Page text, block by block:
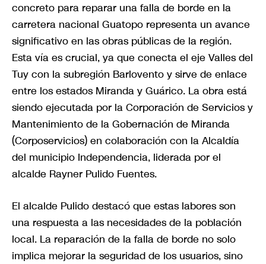
concreto para reparar una falla de borde en la
carretera nacional Guatopo representa un avance
significativo en las obras públicas de la región.
Esta vía es crucial, ya que conecta el eje Valles del
Tuy con la subregión Barlovento y sirve de enlace
entre los estados Miranda y Guárico. La obra está
siendo ejecutada por la Corporación de Servicios y
Mantenimiento de la Gobernación de Miranda
(Corposervicios) en colaboración con la Alcaldía
del municipio Independencia, liderada por el
alcalde Rayner Pulido Fuentes.
El alcalde Pulido destacó que estas labores son
una respuesta a las necesidades de la población
local. La reparación de la falla de borde no solo
implica mejorar la seguridad de los usuarios, sino